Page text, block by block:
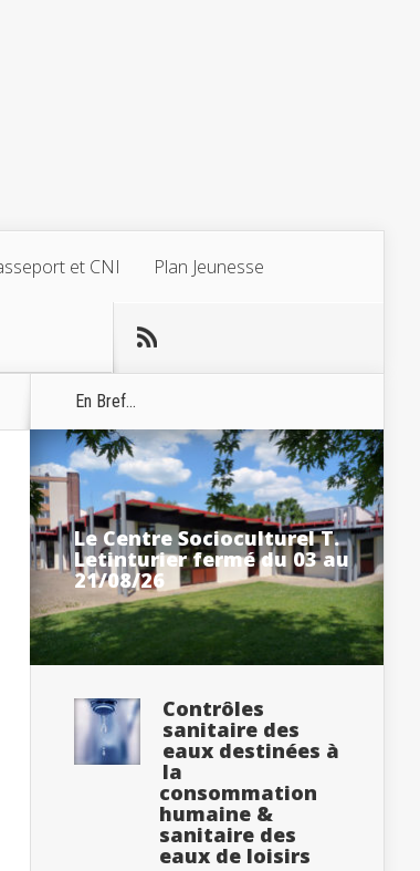
et CNI Plan Jeunesse
En Bref...
Le Centre Socioculturel T.
Letinturier fermé du 03 au
21/08/26
Contrôles
sanitaire des
eaux destinées à
la
consommation
humaine &
sanitaire des
eaux de loisirs